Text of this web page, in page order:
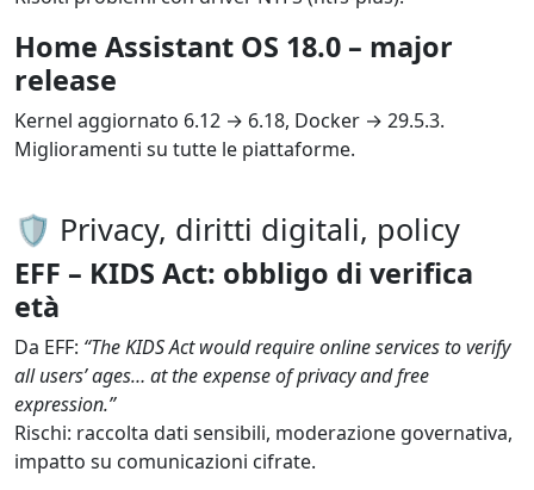
Home Assistant OS 18.0 – major
release
Kernel aggiornato 6.12 → 6.18, Docker → 29.5.3.
Miglioramenti su tutte le piattaforme.
🛡️ Privacy, diritti digitali, policy
EFF – KIDS Act: obbligo di verifica
età
Da EFF: “The KIDS Act would require online services to verify
all users’ ages… at the expense of privacy and free
expression.”
Rischi: raccolta dati sensibili, moderazione governativa,
impatto su comunicazioni cifrate.